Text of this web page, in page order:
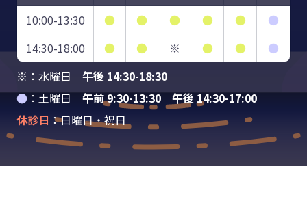
10:00-13:30 ● ● ● ● ●
●
14:30-18:00
● ● ※ ● ●
●
※：水曜日 午後 14:30-18:30
●：土曜日午前 9:30-13:30 午後 14:30-17:00
休診日 ：日曜日・祝日